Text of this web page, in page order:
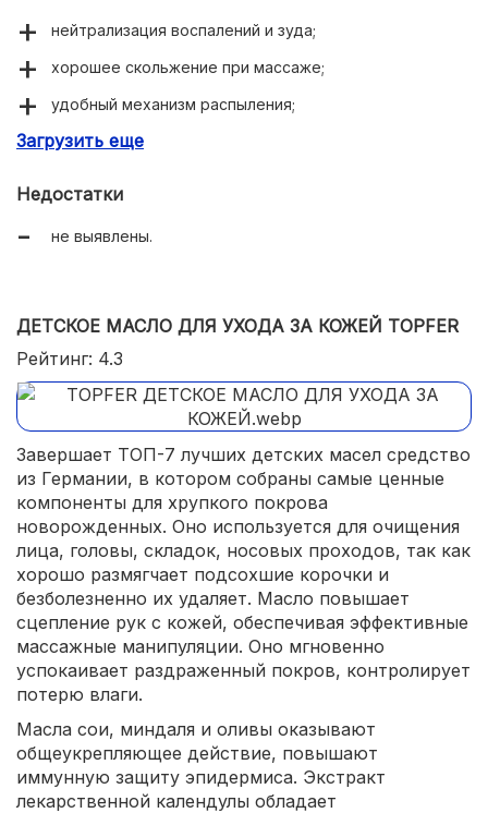
нейтрализация воспалений и зуда;
хорошее скольжение при массаже;
удобный механизм распыления;
легкий ненавязчивый аромат.
Загрузить еще
Недостатки
не выявлены.
ДЕТСКОЕ МАСЛО ДЛЯ УХОДА ЗА КОЖЕЙ TOPFER
Рейтинг: 4.3
Завершает ТОП-7 лучших детских масел средство
из Германии, в котором собраны самые ценные
компоненты для хрупкого покрова
новорожденных. Оно используется для очищения
лица, головы, складок, носовых проходов, так как
хорошо размягчает подсохшие корочки и
безболезненно их удаляет. Масло повышает
сцепление рук с кожей, обеспечивая эффективные
массажные манипуляции. Оно мгновенно
успокаивает раздраженный покров, контролирует
потерю влаги.
Масла сои, миндаля и оливы оказывают
общеукрепляющее действие, повышают
иммунную защиту эпидермиса. Экстракт
лекарственной календулы обладает